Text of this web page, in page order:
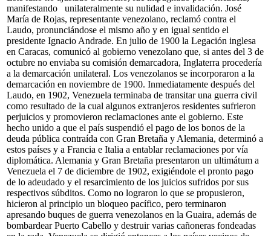
manifestando unilateralmente su nulidad e invalidación. José
María de Rojas, representante venezolano, reclamó contra el
Laudo, pronunciándose el mismo año y en igual sentido el
presidente Ignacio Andrade. En julio de 1900 la Legación inglesa
en Caracas, comunicó al gobierno venezolano que, si antes del 3 de
octubre no enviaba su comisión demarcadora, Inglaterra procedería
a la demarcación unilateral. Los venezolanos se incorporaron a la
demarcación en noviembre de 1900. Inmediatamente después del
Laudo, en 1902, Venezuela terminaba de transitar una guerra civil
como resultado de la cual algunos extranjeros residentes sufrieron
perjuicios y promovieron reclamaciones ante el gobierno. Este
hecho unido a que el país suspendió el pago de los bonos de la
deuda pública contraída con Gran Bretaña y Alemania, determinó a
estos países y a Francia e Italia a entablar reclamaciones por vía
diplomática. Alemania y Gran Bretaña presentaron un ultimátum a
Venezuela el 7 de diciembre de 1902, exigiéndole el pronto pago
de lo adeudado y el resarcimiento de los juicios sufridos por sus
respectivos súbditos. Como no lograron lo que se propusieron,
hicieron al principio un bloqueo pacífico, pero terminaron
apresando buques de guerra venezolanos en la Guaira, además de
bombardear Puerto Cabello y destruir varias cañoneras fondeadas